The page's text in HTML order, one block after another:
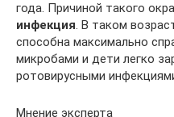
года. Причиной такого
инфекция. В таком
способна максимально
микробами и дети легко
ротовирусными
Мнение эксперта